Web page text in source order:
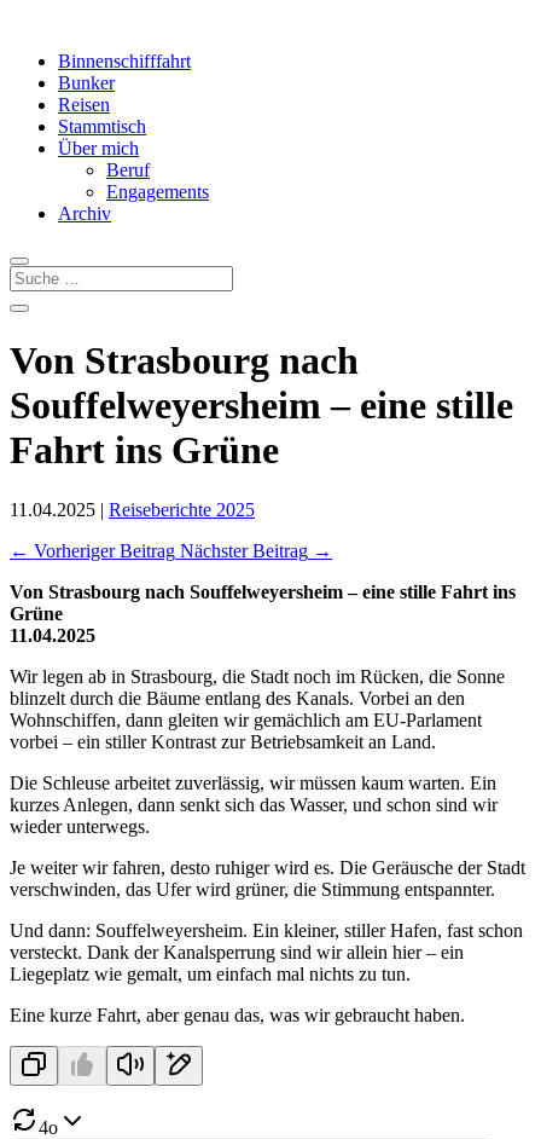
Binnenschifffahrt
Bunker
Reisen
Stammtisch
Über mich
Beruf
Engagements
Archiv
Von Strasbourg nach
Souffelweyersheim – eine stille
Fahrt ins Grüne
11.04.2025 | Reiseberichte 2025
← Vorheriger Beitrag Nächster Beitrag →
Von Strasbourg nach Souffelweyersheim – eine stille Fahrt ins
Grüne
11.04.2025
Wir legen ab in Strasbourg, die Stadt noch im Rücken, die Sonne
blinzelt durch die Bäume entlang des Kanals. Vorbei an den
Wohnschiffen, dann gleiten wir gemächlich am EU-Parlament
vorbei – ein stiller Kontrast zur Betriebsamkeit an Land.
Die Schleuse arbeitet zuverlässig, wir müssen kaum warten. Ein
kurzes Anlegen, dann senkt sich das Wasser, und schon sind wir
wieder unterwegs.
Je weiter wir fahren, desto ruhiger wird es. Die Geräusche der Stadt
verschwinden, das Ufer wird grüner, die Stimmung entspannter.
Und dann: Souffelweyersheim. Ein kleiner, stiller Hafen, fast schon
versteckt. Dank der Kanalsperrung sind wir allein hier – ein
Liegeplatz wie gemalt, um einfach mal nichts zu tun.
Eine kurze Fahrt, aber genau das, was wir gebraucht haben.
4o